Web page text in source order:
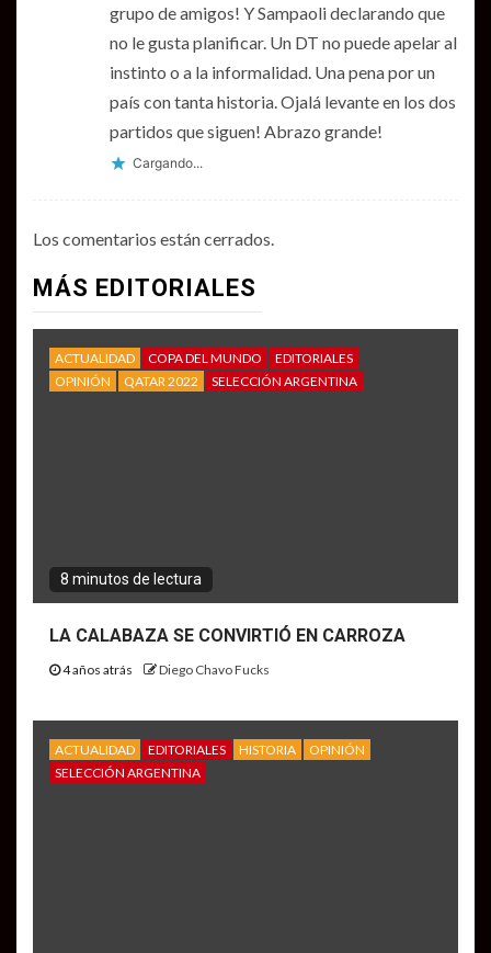
grupo de amigos! Y Sampaoli declarando que
no le gusta planificar. Un DT no puede apelar al
instinto o a la informalidad. Una pena por un
país con tanta historia. Ojalá levante en los dos
partidos que siguen! Abrazo grande!
Cargando...
Los comentarios están cerrados.
MÁS EDITORIALES
ACTUALIDAD COPA DEL MUNDO
EDITORIALES
OPINIÓN
QATAR 2022 SELECCIÓN ARGENTINA
8 minutos de lectura
LA CALABAZA SE CONVIRTIÓ EN CARROZA
4 años atrás Diego Chavo Fucks
ACTUALIDAD EDITORIALES HISTORIA
OPINIÓN
SELECCIÓN ARGENTINA